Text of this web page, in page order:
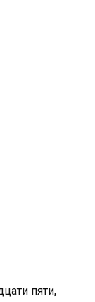
пяти,